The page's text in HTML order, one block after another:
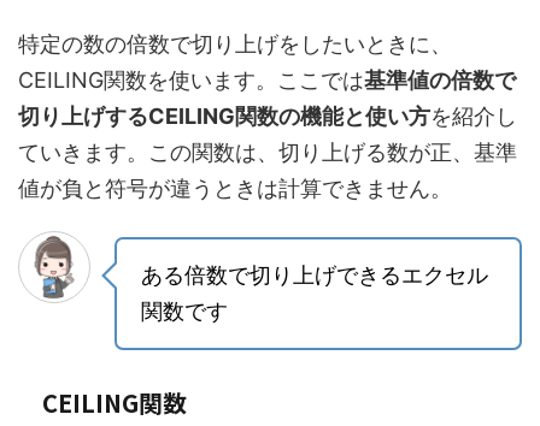
特定の数の倍数で切り上げをしたいときに、
CEILING関数を使います。ここでは基準値の倍数で
切り上げするCEILING関数の機能と使い方を紹介し
ていきます。この関数は、切り上げる数が正、基準
値が負と符号が違うときは計算できません。
ある倍数で切り上げできるエクセル
関数です
CEILING関数